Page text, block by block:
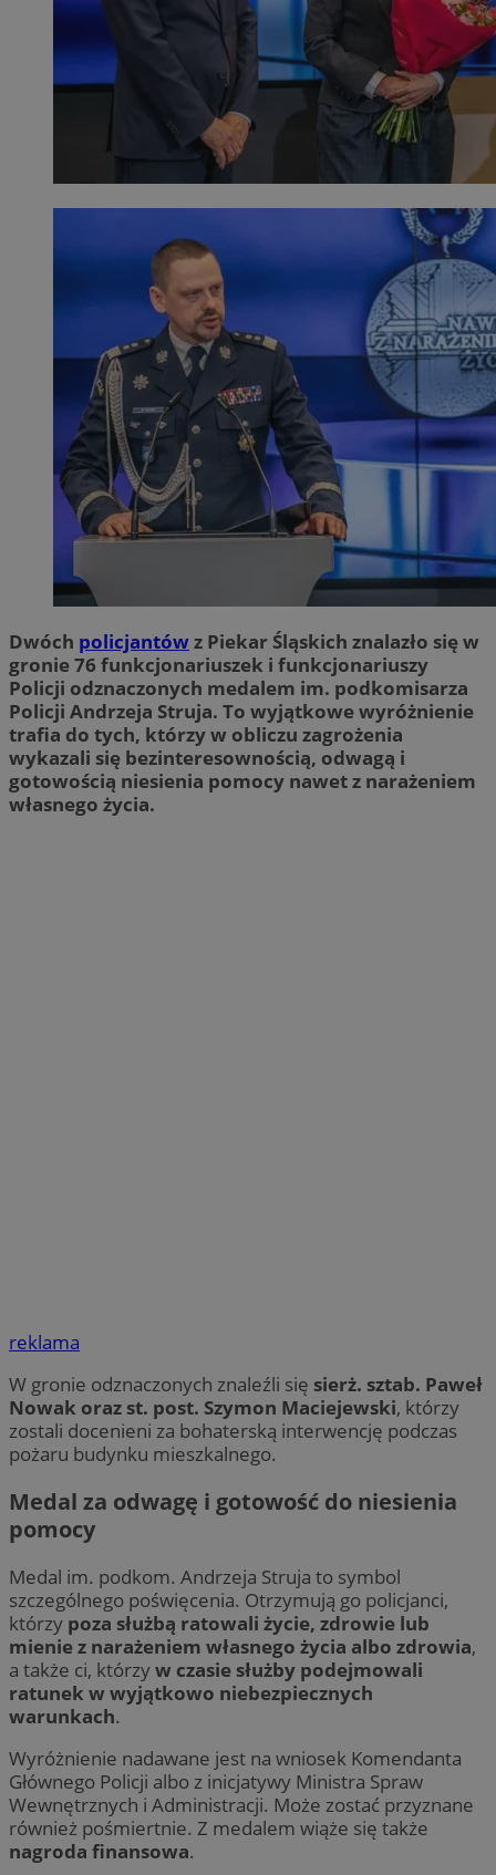
Dwóch policjantówz Piekar Śląskich znalazło się w
gronie 76 funkcjonariuszek i funkcjonariuszy
Policji odznaczonych medalem im. podkomisarza
Policji Andrzeja Struja. To wyjątkowe wyróżnienie
trafia do tych, którzy w obliczu zagrożenia
wykazali się bezinteresownością, odwagą i
gotowością niesienia pomocy nawet z narażeniem
własnego życia.
reklama
W gronie odznaczonych znaleźli się sierż. sztab. Paweł
Nowak oraz st. post. Szymon Maciejewski, którzy
zostali docenieni za bohaterską interwencję podczas
pożaru budynku mieszkalnego.
Medal za odwagę i gotowość do niesienia
pomocy
Medal im. podkom. Andrzeja Struja to symbol
szczególnego poświęcenia. Otrzymują go policjanci,
którzy poza służbą ratowali życie, zdrowie lub
mienie z narażeniem własnego życia albo zdrowia,
a także ci, którzyw czasie służby podejmowali
ratunek w wyjątkowo niebezpiecznych
warunkach.
Wyróżnienie nadawane jest na wniosek Komendanta
Głównego Policji albo z inicjatywy Ministra Spraw
Wewnętrznych i Administracji. Może zostać przyznane
również pośmiertnie. Z medalem wiąże się także
nagroda finansowa.